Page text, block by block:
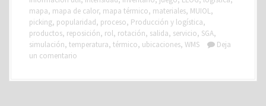
mapa, mapa de calor, mapa térmico, materiales, MUIOL,
picking, popularidad, proceso, Producción y logística,
productos, reposición, rol, rotación, salida, servicio, SGA,
simulación, temperatura, térmico, ubicaciones, WMS
Deja
un comentario